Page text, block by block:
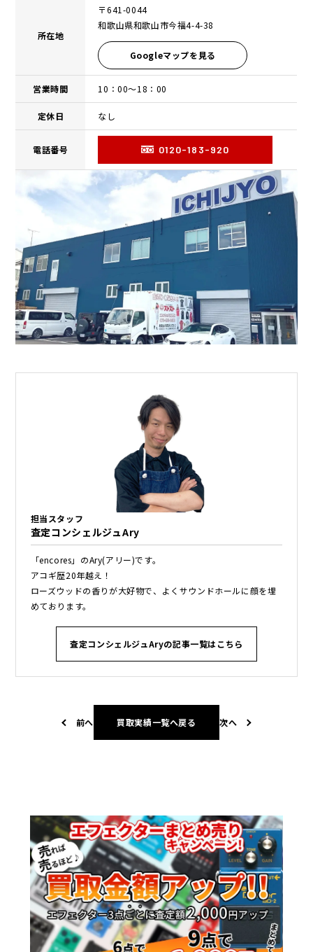
所在地
〒641-0044
和歌山県和歌山市今福4-4-38
Googleマップを見る
営業時間 10：00〜18：00
定休日 なし
電話番号 0120-183-920
担当スタッフ
査定コンシェルジュAry
「encores」のAry(アリー)です。
アコギ歴20年越え！
ローズウッドの香りが大好物で、よくサウンドホールに顔を埋
めております。
査定コンシェルジュAryの記事一覧はこちら
前へ 買取実績一覧へ戻る 次へ